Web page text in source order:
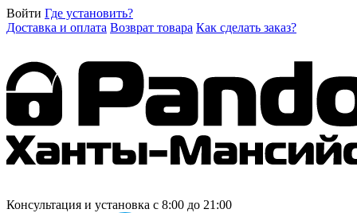
Войти Где установить?
Доставка и оплата Возврат товара Как сделать заказ?
Консультация и установка с 8:00 до 21:00